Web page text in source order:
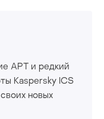
АРТ и редкий
Kaspersky ICS
новых